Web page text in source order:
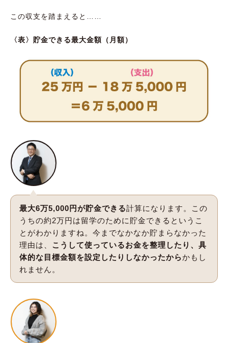
この収支を踏まえると……
〈表〉貯金できる最大金額（月額）
最大6万5,000円が貯金できる計算になります。この
うちの約2万円は留学のために貯金できるというこ
とがわかりますね。今までなかなか貯まらなかった
理由は、 こうして使っているお金を整理したり、具
体的な目標金額を設定したりしなかったからかもし
れません。